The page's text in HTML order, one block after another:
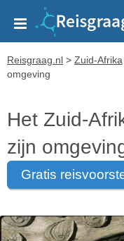
Reisgraag.nl > Zuid-Afrika
omgeving
Het Zuid-
zijn
gratis